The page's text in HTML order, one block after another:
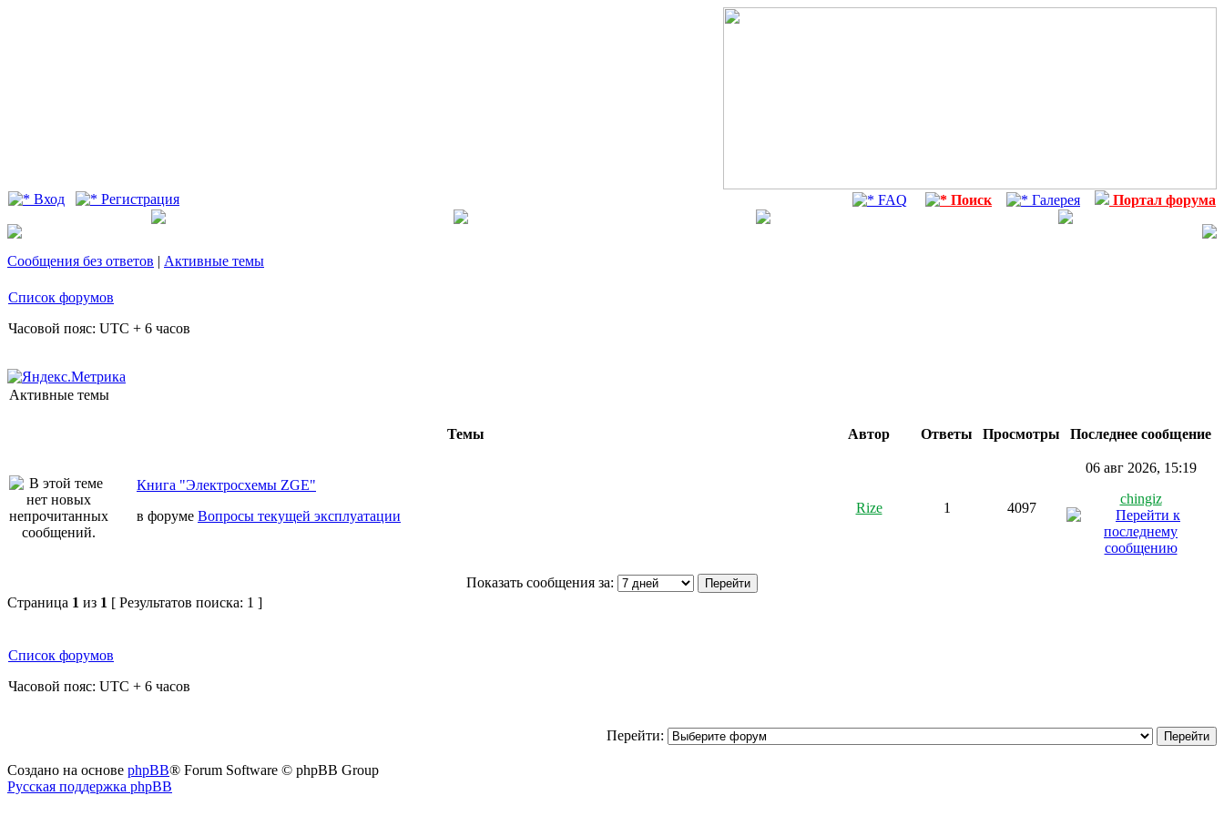
Вход Регистрация FAQ Поиск Галерея Портал форума
Сообщения без ответов | Активные темы
Список форумов
Часовой пояс: UTC + 6 часов
Активные темы
Темы Автор Ответы Просмотры Последнее сообщение
Книга "Электросхемы ZGE"
в форуме Вопросы текущей эксплуатации
Rize 1 4097
06 авг 2026, 15:19
chingiz
Показать сообщения за:
Страница 1 из 1 [ Результатов поиска: 1 ]
Список форумов
Часовой пояс: UTC + 6 часов
Перейти:
Создано на основе phpBB® Forum Software © phpBB Group
Русская поддержка phpBB